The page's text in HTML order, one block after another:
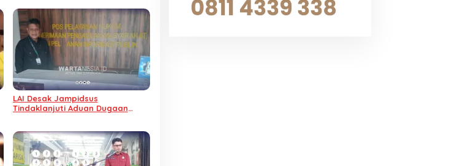
LAI Desak Jampidsus
Tindaklanjuti Aduan Dugaan